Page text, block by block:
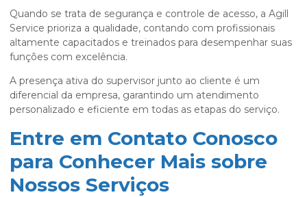
Quando se trata de segurança e controle de acesso, a Agill
Service prioriza a qualidade, contando com profissionais
altamente capacitados e treinados para desempenhar suas
funções com excelência.
A presença ativa do supervisor junto ao cliente é um
diferencial da empresa, garantindo um atendimento
personalizado e eficiente em todas as etapas do serviço.
Entre em Contato Conosco
para Conhecer Mais sobre
Nossos Serviços